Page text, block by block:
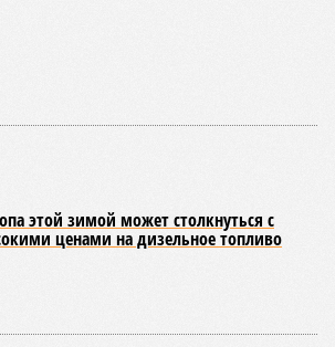
этой зимой может столкнуться с
ценами на дизельное топливо